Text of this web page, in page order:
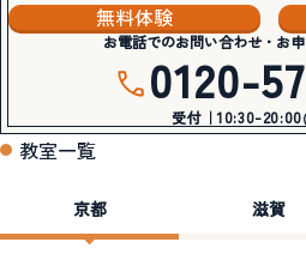
無料体験
お電話でのお問い合わせ・お
0120-
受付｜10:30-20:00
教室一覧
京都 滋賀